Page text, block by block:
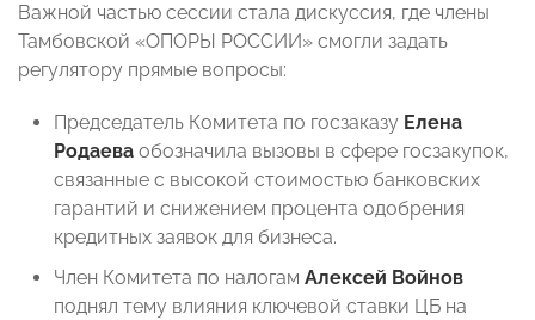
Важной частью сессии стала дискуссия, где члены
Тамбовской «ОПОРЫ РОССИИ» смогли задать
регулятору прямые вопросы:
Председатель Комитета по госзаказу Елена
Родаева обозначила вызовы в сфере госзакупок,
связанные с высокой стоимостью банковских
гарантий и снижением процента одобрения
кредитных заявок для бизнеса.
Член Комитета по налогам Алексей Войнов
поднял тему влияния ключевой ставки ЦБ на